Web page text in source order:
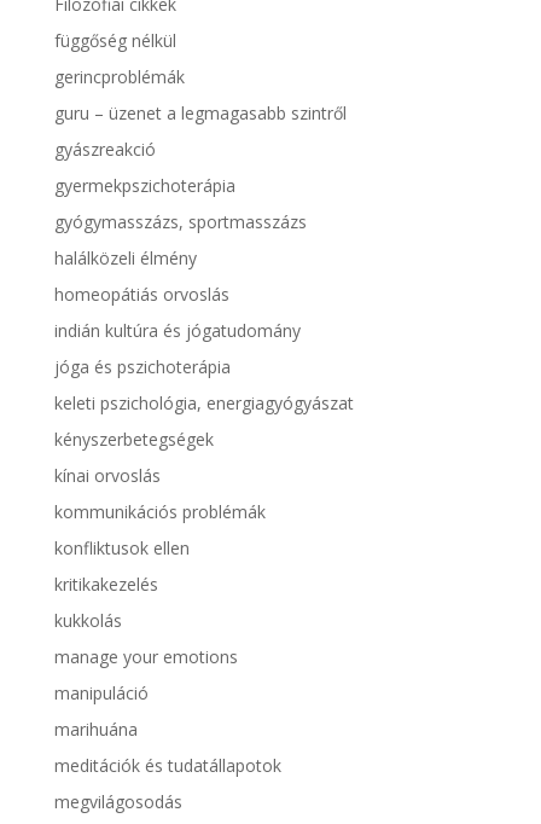
függőség nélkül
gerincproblémák
guru – üzenet a legmagasabb szintről
gyászreakció
gyermekpszichoterápia
gyógymasszázs, sportmasszázs
halálközeli élmény
homeopátiás orvoslás
indián kultúra és jógatudomány
jóga és pszichoterápia
keleti pszichológia, energiagyógyászat
kényszerbetegségek
kínai orvoslás
kommunikációs problémák
konfliktusok ellen
kritikakezelés
kukkolás
manage your emotions
manipuláció
marihuána
meditációk és tudatállapotok
megvilágosodás